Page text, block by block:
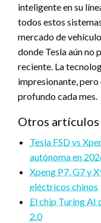
inteligente en su
todos estos
mercado de
donde Tesla aún no
reciente. La
impresionante, pero
profundo cada mes.
Otros
Tesla FSD vs
autónoma en
Xpeng P7, G7 y
eléctricos chinos
El chip Turing AI
2.0